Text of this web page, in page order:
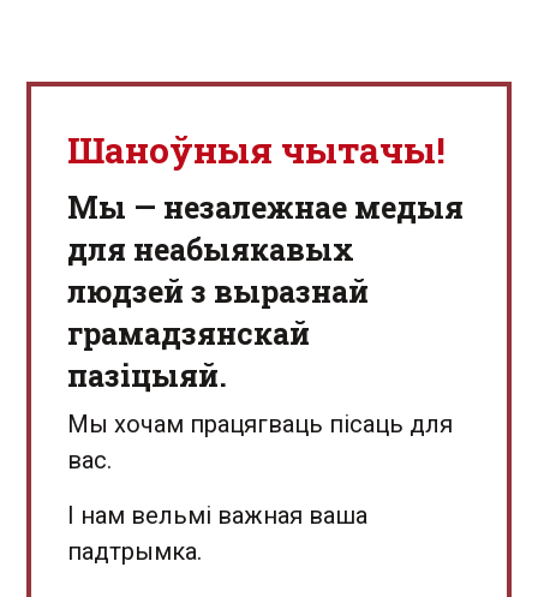
Шаноўныя чытачы!
Мы — незалежнае медыя
для неабыякавых
людзей з выразнай
грамадзянскай
пазіцыяй.
Мы хочам працягваць пісаць для
вас.
І нам вельмі важная ваша
падтрымка.